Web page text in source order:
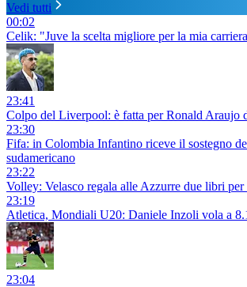
Vedi tutti
00:02
Celik: "Juve la scelta migliore per la mia
23:41
Colpo del Liverpool: è fatta per Ronald Araujo
23:30
Fifa: in Colombia Infantino riceve il sostegno
sudamericano
23:22
Volley: Velasco regala alle Azzurre due libri per
23:19
Atletica, Mondiali U20: Daniele Inzoli vola a
23:04